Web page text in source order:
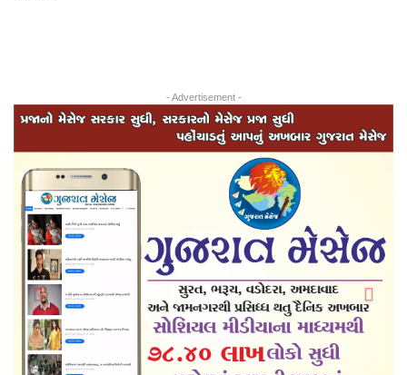
- Advertisement -
Previous